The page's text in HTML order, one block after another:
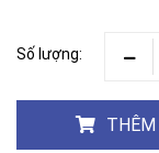
Số lượng:
THÊM